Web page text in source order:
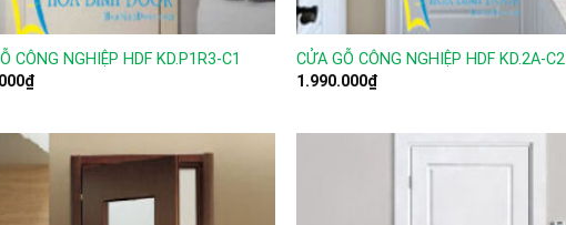
CÔNG NGHIỆP HDF KD.P1R3-C1
₫
CỬA GỖ CÔNG NGHIỆP HDF KD.2A-C2
1.990.000₫